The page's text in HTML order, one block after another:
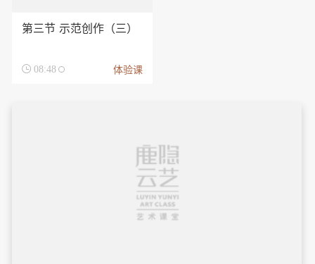
第三节 示范创作（三）
 08:48 体验课